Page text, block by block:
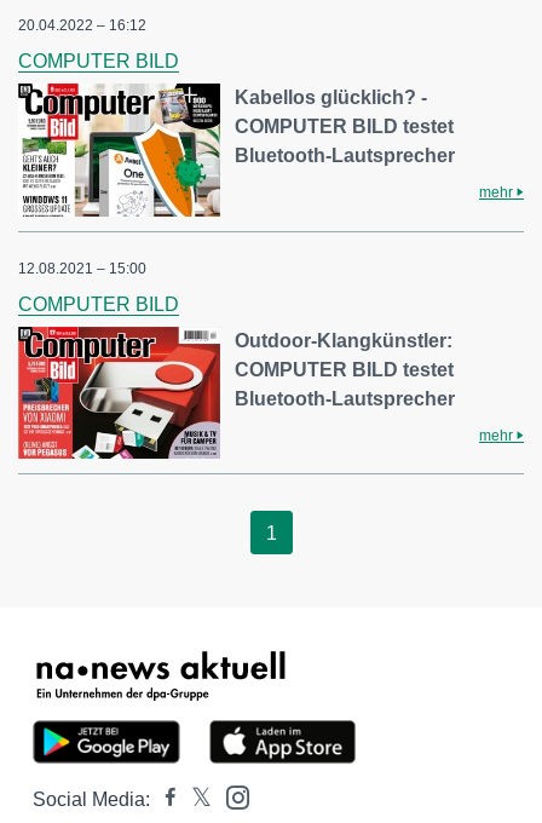
20.04.2022 – 16:12
COMPUTER BILD
Kabellos glücklich? -
COMPUTER BILD testet
Bluetooth-Lautsprecher
mehr
12.08.2021 – 15:00
COMPUTER BILD
Outdoor-Klangkünstler:
COMPUTER BILD testet
Bluetooth-Lautsprecher
mehr
1
Social Media: